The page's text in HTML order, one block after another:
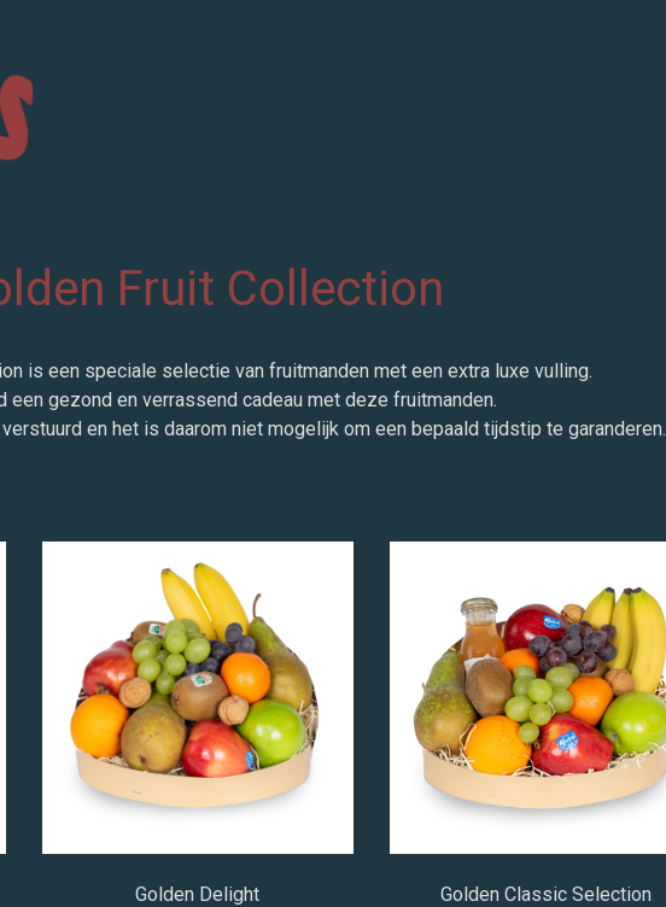
Fruit Collection
is een speciale selectie van fruitmanden met een extra luxe vulling.
een gezond en verrassend cadeau met deze fruitmanden.
en het is daarom niet mogelijk om een bepaald tijdstip te garanderen.
Golden Delight Golden Classic Selection